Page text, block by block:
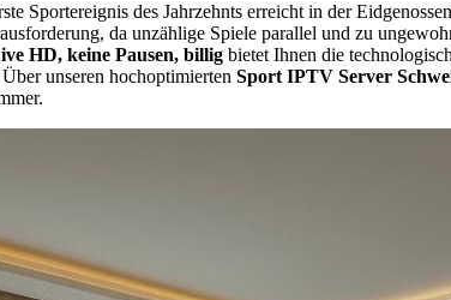
Sportereignis des Jahrzehnts erreicht in der
da unzählige Spiele parallel und zu
HD, keine Pausen, billig bietet Ihnen die
unseren hochoptimierten Sport IPTV Server